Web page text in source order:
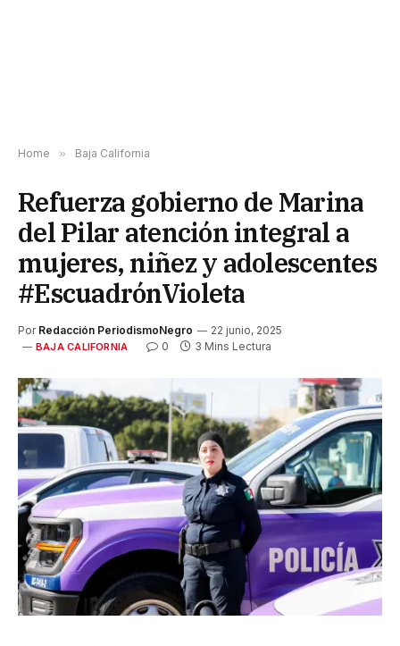
Home » Baja California
Refuerza gobierno de Marina
del Pilar atención integral a
mujeres, niñez y adolescentes
#EscuadrónVioleta
Por Redacción PeriodismoNegro 22 junio, 2025
BAJA CALIFORNIA 0 3 Mins Lectura